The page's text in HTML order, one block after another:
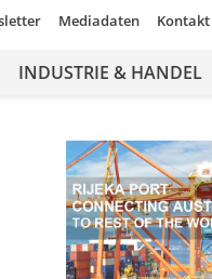
Mediadaten Kontakt
INDUSTRIE & HANDEL